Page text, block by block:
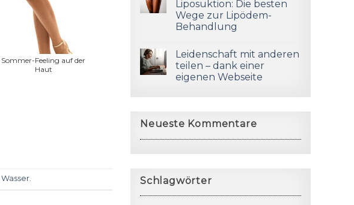
Sommer-Feeling auf der
Haut
Wasser.
Liposuktion: Die besten
Wege zur Lipödem-
Behandlung
Leidenschaft mit anderen
teilen – dank einer
eigenen Webseite
Neueste Kommentare
Schlagwörter